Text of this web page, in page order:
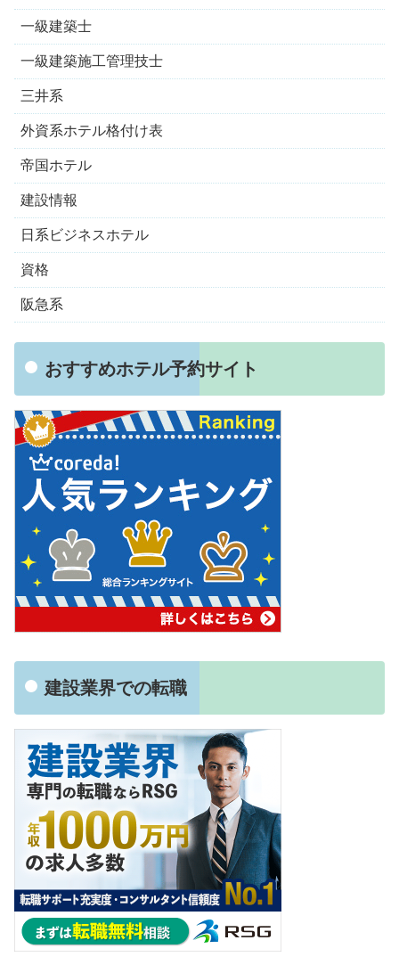
一級建築士
一級建築施工管理技士
三井系
外資系ホテル格付け表
帝国ホテル
建設情報
日系ビジネスホテル
資格
阪急系
おすすめホテル予約サイト
建設業界での転職